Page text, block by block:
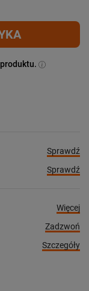
Sprawdź
Sprawdź
Więcej
Zadzwoń
Szczegóły